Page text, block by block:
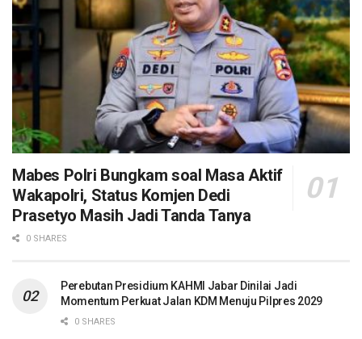
Mabes Polri Bungkam soal Masa Aktif
Wakapolri, Status Komjen Dedi
Prasetyo Masih Jadi Tanda Tanya
0 SHARES
Perebutan Presidium KAHMI Jabar Dinilai Jadi
Momentum Perkuat Jalan KDM Menuju Pilpres 2029
0 SHARES